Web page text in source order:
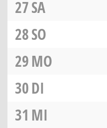
27SA
28SO
29MO
30DI
31 MI